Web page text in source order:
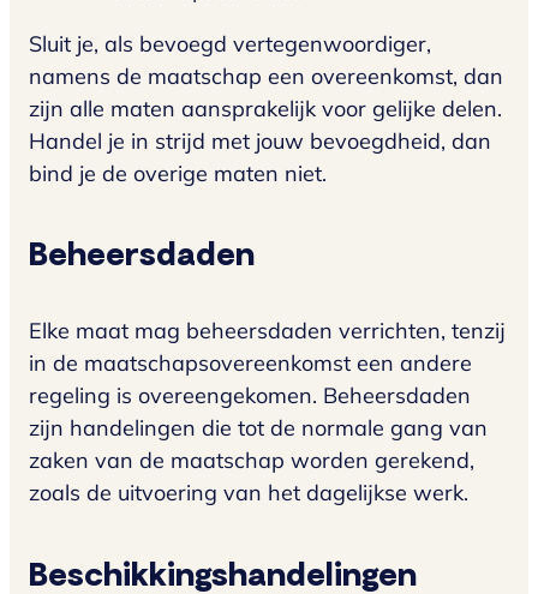
Sluit je, als bevoegd vertegenwoordiger,
namens de maatschap een overeenkomst, dan
zijn alle maten aansprakelijk voor gelijke delen.
Handel je in strijd met jouw bevoegdheid, dan
bind je de overige maten niet.
Beheersdaden
Elke maat mag beheersdaden verrichten, tenzij
in de maatschapsovereenkomst een andere
regeling is overeengekomen. Beheersdaden
zijn handelingen die tot de normale gang van
zaken van de maatschap worden gerekend,
zoals de uitvoering van het dagelijkse werk.
Beschikkingshandelingen